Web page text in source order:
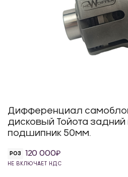
Дифференциал
дисковый Тойота
подшипник 50мм.
РОЗ 120 000
НЕ ВКЛЮЧАЕТ НДС